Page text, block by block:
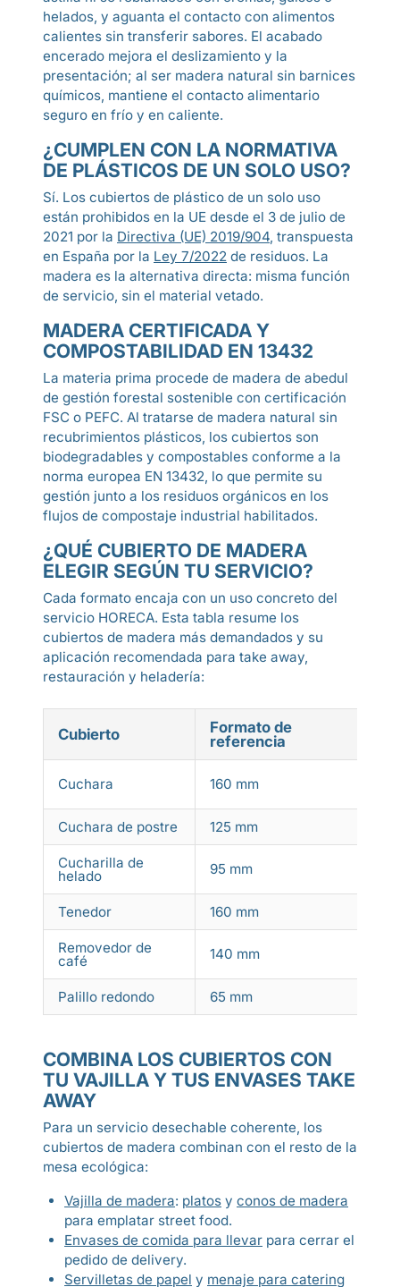
helados, y aguanta el contacto con alimentos
calientes sin transferir sabores. El acabado
encerado mejora el deslizamiento y la
presentación; al ser madera natural sin barnices
químicos, mantiene el contacto alimentario
seguro en frío y en caliente.
¿CUMPLEN CON LA NORMATIVA
DE PLÁSTICOS DE UN SOLO USO?
Sí. Los cubiertos de plástico de un solo uso
están prohibidos en la UE desde el 3 de julio de
2021 por la Directiva (UE) 2019/904, transpuesta
en España por la Ley 7/2022 de residuos. La
madera es la alternativa directa: misma función
de servicio, sin el material vetado.
MADERA CERTIFICADA Y
COMPOSTABILIDAD EN 13432
La materia prima procede de madera de abedul
de gestión forestal sostenible con certificación
FSC o PEFC. Al tratarse de madera natural sin
recubrimientos plásticos, los cubiertos son
biodegradables y compostables conforme a la
norma europea EN 13432, lo que permite su
gestión junto a los residuos orgánicos en los
flujos de compostaje industrial habilitados.
¿QUÉ CUBIERTO DE MADERA
ELEGIR SEGÚN TU SERVICIO?
Cada formato encaja con un uso concreto del
servicio HORECA. Esta tabla resume los
cubiertos de madera más demandados y su
aplicación recomendada para take away,
restauración y heladería:
Cubierto
Formato de
referencia
Cuchara 160 mm
Cuchara de postre 125 mm
Cucharilla de
helado 95 mm
Tenedor 160 mm
Removedor de
café 140 mm
Palillo redondo 65 mm
COMBINA LOS CUBIERTOS CON
TU VAJILLA Y TUS ENVASES TAKE
AWAY
Para un servicio desechable coherente, los
cubiertos de madera combinan con el resto de la
mesa ecológica:
Vajilla de madera: platos y conos de madera
para emplatar street food.
Envases de comida para llevar para cerrar el
pedido de delivery.
Servilletas de papel y menaje para catering